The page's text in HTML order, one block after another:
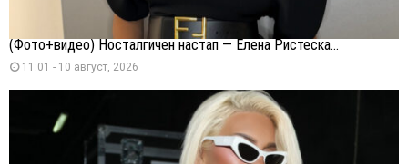
(Фото+видео) Носталгичен настап — Елена Ристеска...
11:01 - 10 август, 2026